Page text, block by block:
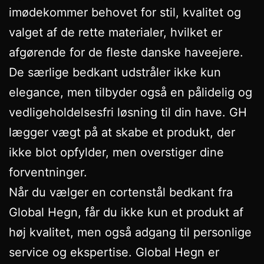
imødekommer behovet for stil, kvalitet og
valget af de rette materialer, hvilket er
afgørende for de fleste danske haveejere.
De særlige bedkant udstråler ikke kun
elegance, men tilbyder også en pålidelig og
vedligeholdelsesfri løsning til din have. GH
lægger vægt på at skabe et produkt, der
ikke blot opfylder, men overstiger dine
forventninger.
Når du vælger en cortenstål bedkant fra
Global Hegn, får du ikke kun et produkt af
høj kvalitet, men også adgang til personlige
service og ekspertise. Global Hegn er